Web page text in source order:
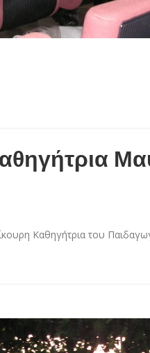
Καθηγήτρια του